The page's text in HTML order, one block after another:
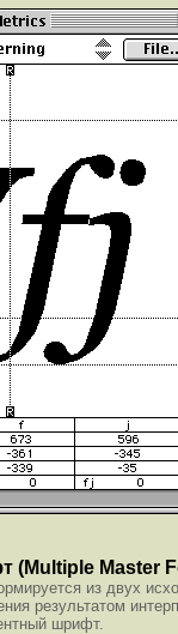
Master
из двух
результатом
шрифт.